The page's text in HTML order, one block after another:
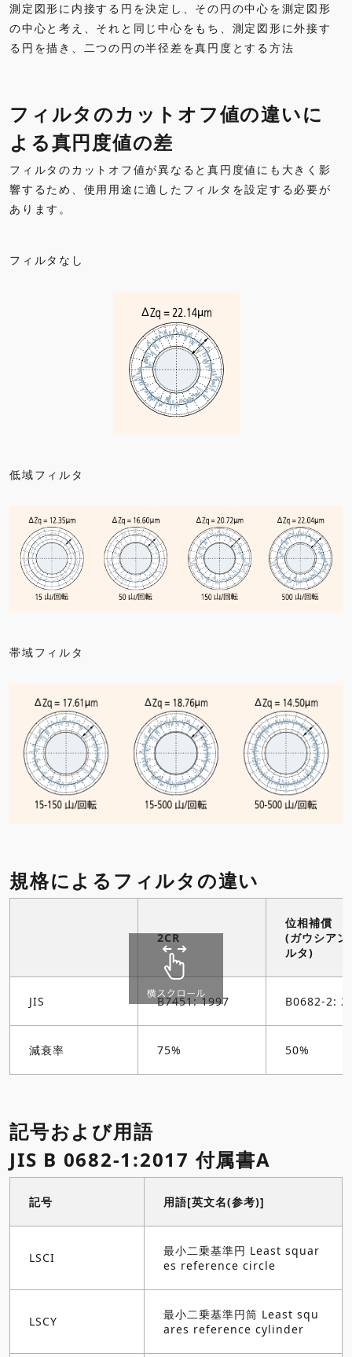
測定図形に内接する円を決定し、その円の中心を測定図形
の中心と考え、それと同じ中心をもち、測定図形に外接す
る円を描き、二つの円の半径差を真円度とする方法
フィルタのカットオフ値の違いに
よる真円度値の差
フィルタのカットオフ値が異なると真円度値にも大きく影
響するため、使用用途に適したフィルタを設定する必要が
あります。
フィルタなし
低域フィルタ
帯域フィルタ
規格によるフィルタの違い
2CR
位相補償
(ガウシアン
ルタ)
JIS B7451: 1997 B0682-2:
減衰率 75% 50%
記号および用語
JIS B 0682-1:2017 付属書A
記号 用語[英文名(参考)]
LSCI
最小二乗基準円 Least squar
es reference circle
LSCY
最小二乗基準円筒 Least squ
ares reference cylinder